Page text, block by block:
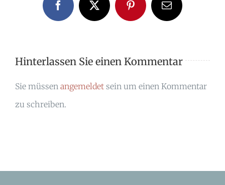
FacebookX PinterestE-
Mail
Hinterlassen Sie einen Kommentar
Sie müssen angemeldet sein um einen Kommentar
zu schreiben.